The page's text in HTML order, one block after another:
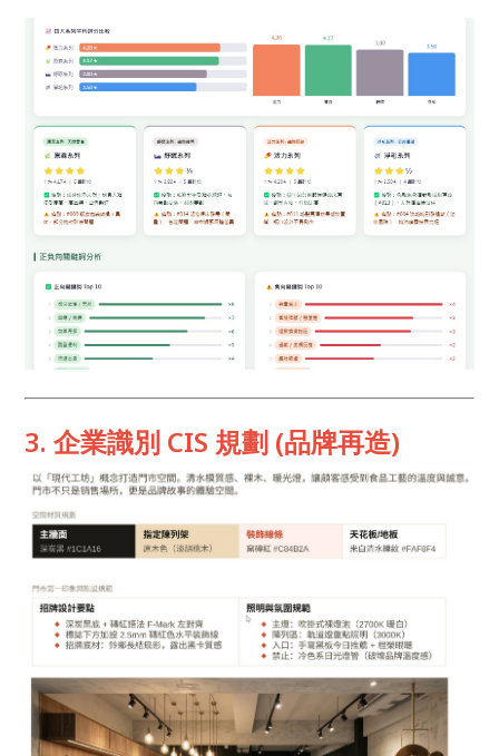
3. 企業識別 CIS 規劃 (品牌再造)